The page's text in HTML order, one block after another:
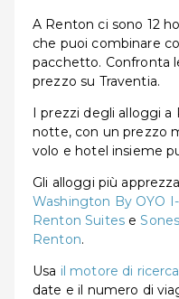
A Renton ci sono 12
che puoi combinare
pacchetto. Confronta
prezzo su Traventia.
I prezzi degli alloggi a
notte, con un prezzo
volo e hotel insieme
Gli alloggi più
Washington By OYO
Renton Suitese
Renton.
Usa il motore di
date e il numero di